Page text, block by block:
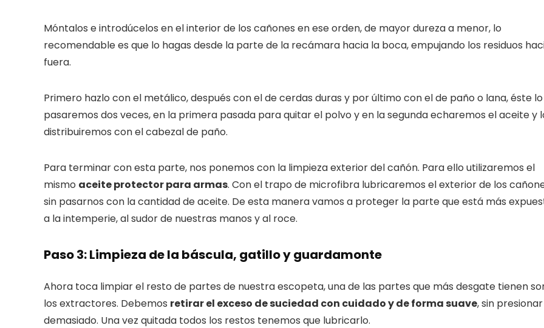
Móntalos e introdúcelos en el interior de los cañones en ese orden, de mayor dureza a menor, lo
recomendable es que lo hagas desde la parte de la recámara hacia la boca, empujando los residuos
fuera.
Primero hazlo con el metálico, después con el de cerdas duras y por último con el de paño o lana, éste lo
pasaremos dos veces, en la primera pasada para quitar el polvo y en la segunda echaremos el aceite y
distribuiremos con el cabezal de paño.
Para terminar con esta parte, nos ponemos con la limpieza exterior del cañón. Para ello utilizaremos el
mismo aceite protector para armas. Con el trapo de microfibra lubricaremos el exterior de los
sin pasarnos con la cantidad de aceite. De esta manera vamos a proteger la parte que está más
a la intemperie, al sudor de nuestras manos y al roce.
Paso 3: Limpieza de la báscula, gatillo y guardamonte
Ahora toca limpiar el resto de partes de nuestra escopeta, una de las partes que más desgate tienen
los extractores. Debemos retirar el exceso de suciedad con cuidado y de forma suave, sin presionar
demasiado. Una vez quitada todos los restos tenemos que lubricarlo.